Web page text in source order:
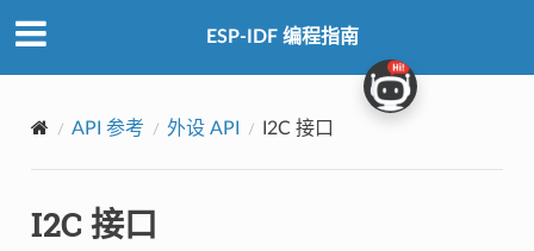
ESP-IDF 编程指南
API 参考 外设 API I2C 接口
I2C 接口